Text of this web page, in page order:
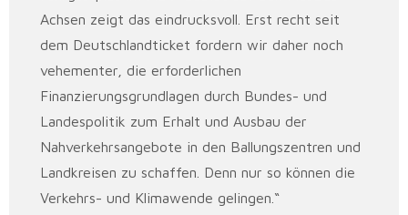
Achsen zeigt das eindrucksvoll. Erst recht seit
dem Deutschlandticket fordern wir daher noch
vehementer, die erforderlichen
Finanzierungsgrundlagen durch Bundes- und
Landespolitik zum Erhalt und Ausbau der
Nahverkehrsangebote in den Ballungszentren und
Landkreisen zu schaffen. Denn nur so können die
Verkehrs- und Klimawende gelingen.“